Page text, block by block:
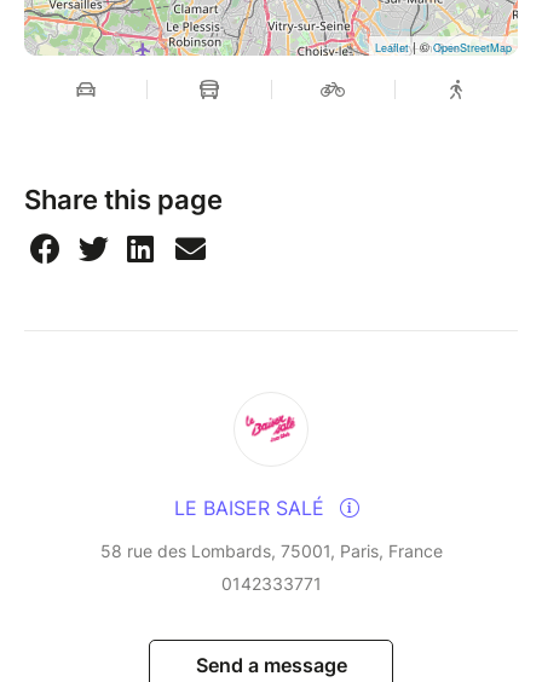
Leaflet| ©OpenStreetMap
Share this page
LE BAISER SALÉ
58 rue des Lombards, 75001, Paris, France
0142333771
Send a message